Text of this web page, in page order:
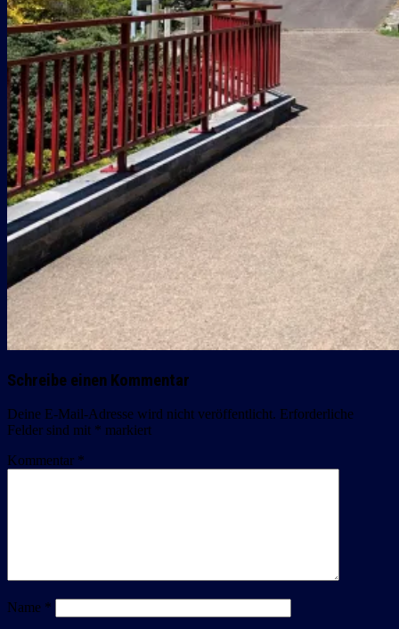
Schreibe einen Kommentar
Deine E-Mail-Adresse wird nicht veröffentlicht. Erforderliche
Felder sind mit * markiert
Kommentar *
Name *